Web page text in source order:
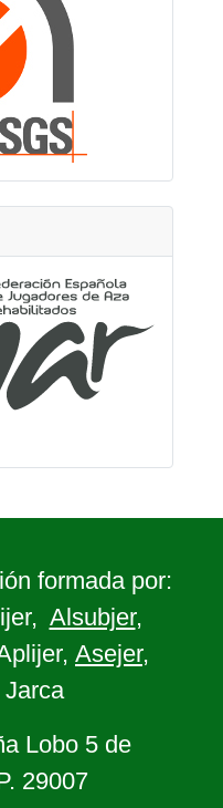
formada por:
Alsubjer,
Asejer,
Jarca
Lobo 5 de
29007